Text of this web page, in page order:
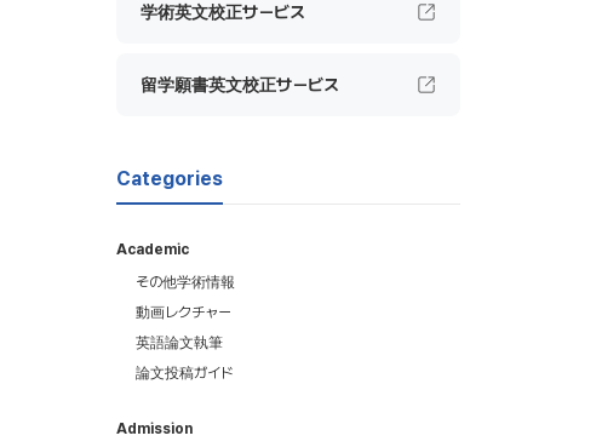
学術英文校正サービス
留学願書英文校正サービス
Categories
Academic
その他学術情報
動画レクチャー
英語論文執筆
論文投稿ガイド
Admission